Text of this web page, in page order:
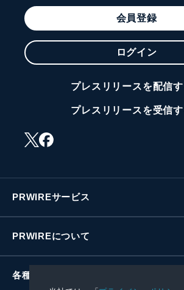
会員登録
ログイン
プレスリリースを配信
プレスリリースを受信
PRWIREサービス
PRWIREについて
各種お問い合わせ